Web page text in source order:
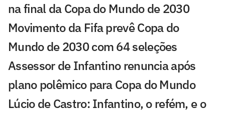
na final da Copa do Mundo de 2030
Movimento da Fifa prevê Copa do
Mundo de 2030 com 64 seleções
Assessor de Infantino renuncia após
plano polêmico para Copa do Mundo
Lúcio de Castro: Infantino, o refém, e o